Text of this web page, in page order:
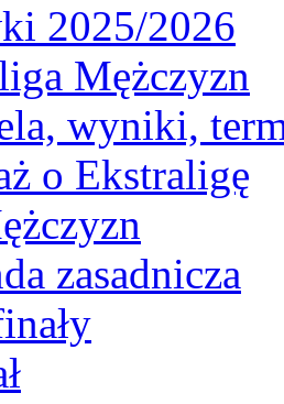
2025/2026
Mężczyzn
wyniki,
o Ekstraligę
zasadnicza